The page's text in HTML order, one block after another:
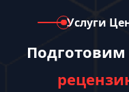
Услуги
Подготовим